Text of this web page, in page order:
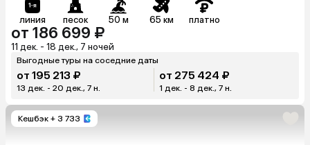
линия песок 50 м 65 км платно
от 186 699 ₽
11 дек. - 18 дек., 7 ночей
Выгодные туры на соседние даты
от 195 213 ₽
13 дек. - 20 дек., 7 н.
от 275 424 ₽
1 дек. - 8 дек., 7 н.
Кешбэк + 3 733